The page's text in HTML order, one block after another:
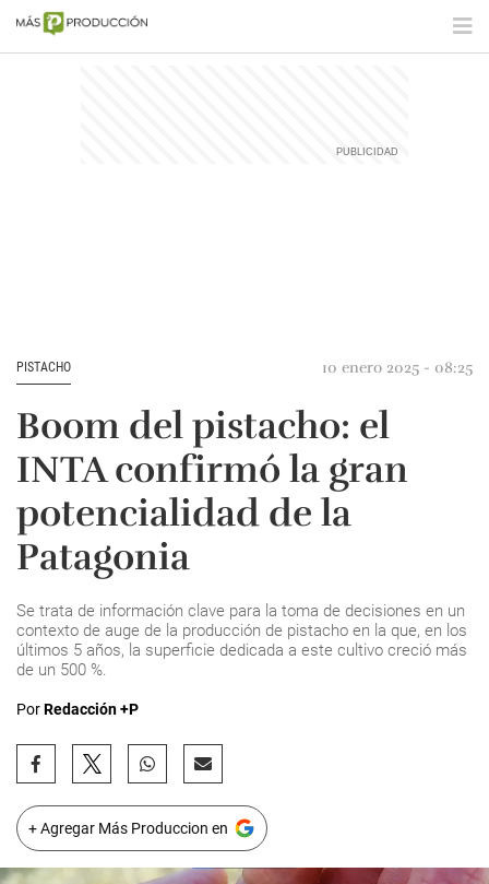
PISTACHO 10 enero 2025 - 08:25
Boom del pistacho: el
INTA confirmó la gran
potencialidad de la
Patagonia
Se trata de información clave para la toma de decisiones en un
contexto de auge de la producción de pistacho en la que, en los
últimos 5 años, la superficie dedicada a este cultivo creció más
de un 500 %.
PorRedacción +P
+ Agregar Más Produccion en